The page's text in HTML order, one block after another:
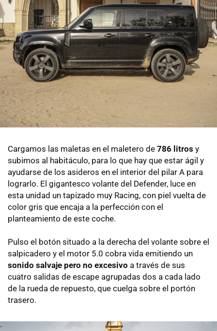
Cargamos las maletas en el maletero de 786 litros y
subimos al habitáculo, para lo que hay que estar ágil y
ayudarse de los asideros en el interior del pilar A para
lograrlo. El gigantesco volante del Defender, luce en
esta unidad un tapizado muy Racing, con piel vuelta de
color gris que encaja a la perfección con el
planteamiento de este coche.
Pulso el botón situado a la derecha del volante sobre el
salpicadero y el motor 5.0 cobra vida emitiendo un
sonido salvaje pero no excesivo a través de sus
cuatro salidas de escape agrupadas dos a cada lado
de la rueda de repuesto, que cuelga sobre el portón
trasero.